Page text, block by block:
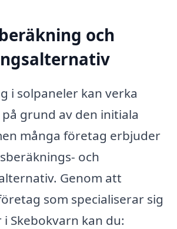
och
i solpaneler kan verka
grund av den initiala
många företag erbjuder
och
Genom att
som specialiserar sig
Skebokvarn kan du: